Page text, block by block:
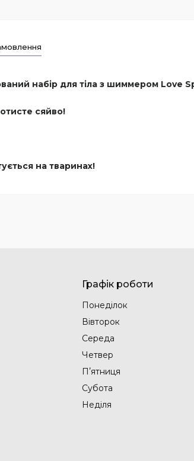
набір для тіла з шиммером Love
сяйво!
на тваринах!
Графік роботи
Понеділок
Вівторок
Середа
Четвер
Пʼятниця
Субота
Неділя